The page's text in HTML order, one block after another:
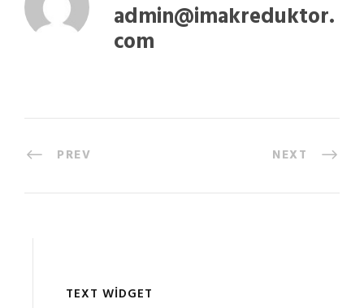
admin@imakreduktor.
com
PREV NEXT
TEXT WIDGET